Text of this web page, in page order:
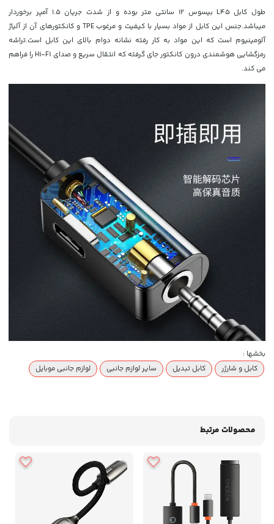
طول کابل L45 بیسوس 12 سانتی متر بوده و از شدت جریان 1.5 آمپر برخوردار
میباشد.جنس این کابل از مواد بسیار با کیفیت و مرغوب TPE و کانکتورهای آن از آلیاژ
آلومینیوم است که این مواد به کار رفته نشانه دوام بالای این کابل است.تراشه
رمزگشایی هوشمندی درون کانکتور جای گرفته که انتقال سریع و صدای Hi-Fi را فراهم
می کند.
بخشها :
کابل و شارژر
کابل تبدیل سایر لوازم جانبی لوازم جانبی موبایل
محصولات مرتبط